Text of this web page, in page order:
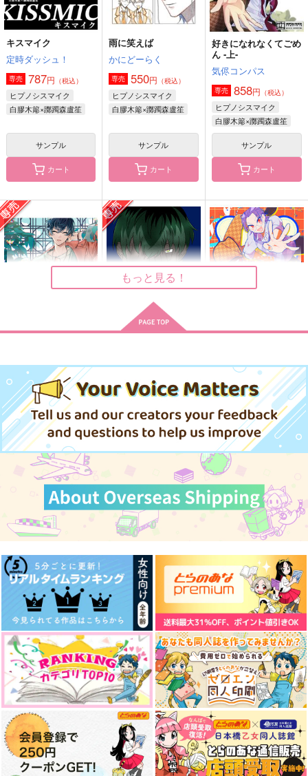
アイジョウ何パーセン
すなぎも
330円
白膠木簓×躑躅森盧笙
サンプル
作品詳細
せんせいのとなり。
Ｐ-ＬＩＮＥ
白膠木簓×躑躅森盧笙
サンプル
作品詳細
SASARADIO
moon arbor
990 （税込）
白膠木簓×躑躅森盧笙
サンプル
作品詳細
変身-メタモルフォー
トカゲ村
（税込）
躑躅森盧笙×白膠木簓
サンプル
作品詳細
変変身
739 円 （税込）
躑躅森盧笙×白膠木簓
サンプル
作品詳細
アイカタアディクショ
ン！
爆裂いちご
944円 （税込）
白膠木簓×躑躅森盧笙
サンプル
作品詳細
新婚さんはじめました
ｍｅｒｒｙ
絶華ささろ再録集
絶華
遥かの残響 上
トカゲ村
キスマイク
定時ダッシュ！
専売 787円 （税込）
ヒプノシスマイク
白膠木簓×躑躅森盧笙
サンプル
カート
雨に笑えば
かにどーらく
専売 550円 （税込）
ヒプノシスマイク
白膠木簓×躑躅森盧笙
サンプル
カート
好きになれなくてごめ
ん ‐上-
気侭コンパス
専売 858円 （税込）
ヒプノシスマイク
白膠木簓×躑躅森盧笙
サンプル
カート
BREAD
専売 2,144 円（税込）
ヒプノシスマイク
白膠木簓×躑躅森盧笙
サンプル
カート
ミンチ
専売 629円（税込）
白膠木簓×躑躅森盧笙
サンプル
じなまとめ本～BL編
こんちくしょう！
1,257 円（税込）
ヒプノシスマイク
サンプル
ずっと笑い合っていた
い。
愛羅武勇
専売 472円
ヒプノシスマイク
白膠木簓×躑躅森盧笙
サンプル
雨が止む、幕が上がる
どーしょーもないわ
専売 787円（税込）
ヒプノシスマイク
白膠木簓×躑躅森盧笙
サンプル
デートは恋するゴース
トのために
賞味期限1年以内
専売 629円（税込）
ヒプノシスマイク
白膠木簓×躑躅森盧笙
サンプル
もっと見る！